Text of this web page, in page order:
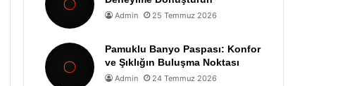
Admin 25 Temmuz 2026
Pamuklu Banyo Paspası: Konfor
ve Şıklığın Buluşma Noktası
Admin 24 Temmuz 2026